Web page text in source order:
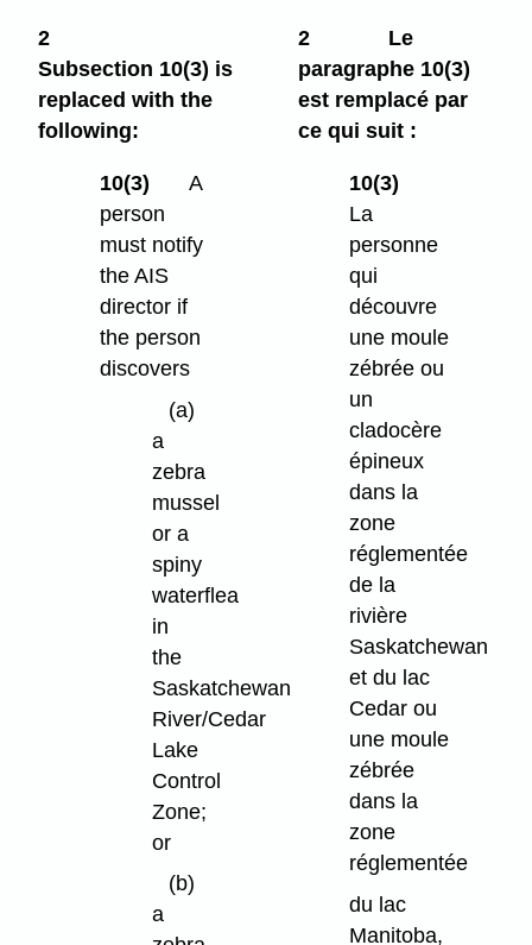
2
Subsection 10(3) is
replaced with the
following:
2
Le
paragraphe 10(3)
est remplacé par
ce qui suit :
10(3)
A
person
must notify
the AIS
director if
the person
discovers
(a)
a
zebra
mussel
or a
spiny
waterflea
in
the
Saskatchewan
River/Cedar
Lake
Control
Zone;
or
(b)
a
10(3)
La
personne
qui
découvre
une moule
zébrée ou
un
cladocère
épineux
dans la
zone
réglementée
de la
rivière
Saskatchewan
et du lac
Cedar ou
une moule
zébrée
dans la
zone
réglementée
du lac
Manitoba,